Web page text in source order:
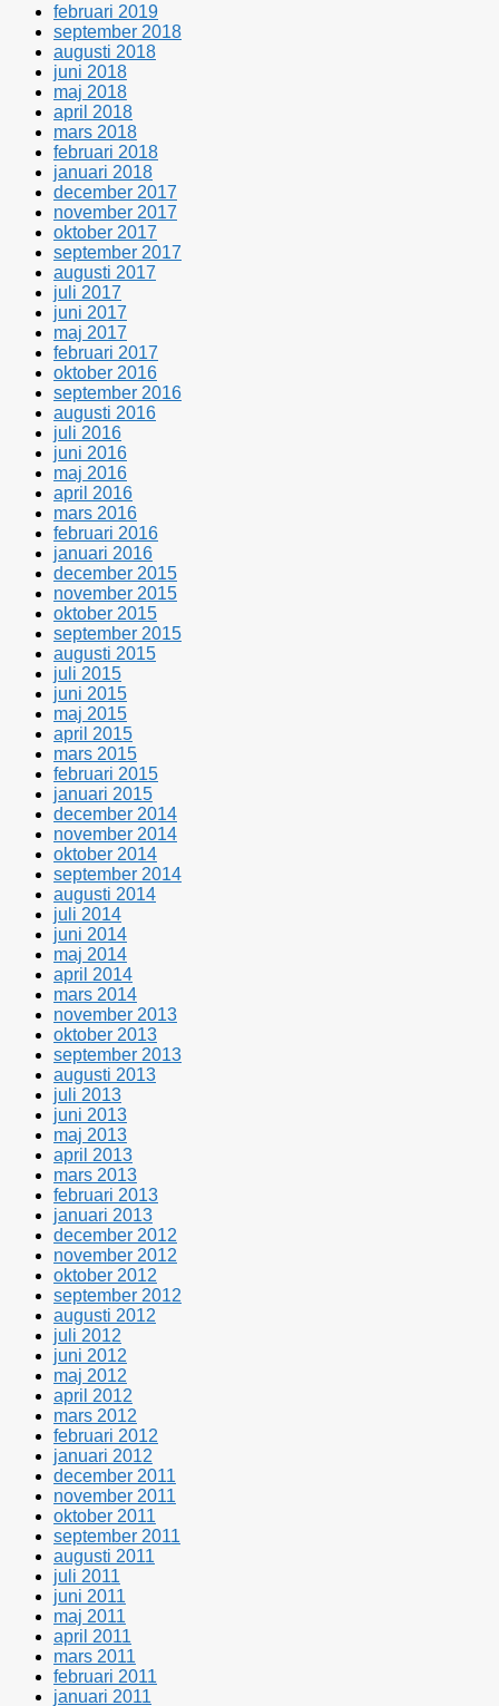
februari 2019
september 2018
augusti 2018
juni 2018
maj 2018
april 2018
mars 2018
februari 2018
januari 2018
december 2017
november 2017
oktober 2017
september 2017
augusti 2017
juli 2017
juni 2017
maj 2017
februari 2017
oktober 2016
september 2016
augusti 2016
juli 2016
juni 2016
maj 2016
april 2016
mars 2016
februari 2016
januari 2016
december 2015
november 2015
oktober 2015
september 2015
augusti 2015
juli 2015
juni 2015
maj 2015
april 2015
mars 2015
februari 2015
januari 2015
december 2014
november 2014
oktober 2014
september 2014
augusti 2014
juli 2014
juni 2014
maj 2014
april 2014
mars 2014
november 2013
oktober 2013
september 2013
augusti 2013
juli 2013
juni 2013
maj 2013
april 2013
mars 2013
februari 2013
januari 2013
december 2012
november 2012
oktober 2012
september 2012
augusti 2012
juli 2012
juni 2012
maj 2012
april 2012
mars 2012
februari 2012
januari 2012
december 2011
november 2011
oktober 2011
september 2011
augusti 2011
juli 2011
juni 2011
maj 2011
april 2011
mars 2011
februari 2011
januari 2011